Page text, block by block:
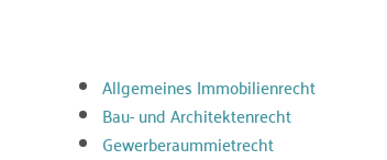
Allgemeines Immobilienrecht
Bau- und Architektenrecht
Gewerberaummietrecht